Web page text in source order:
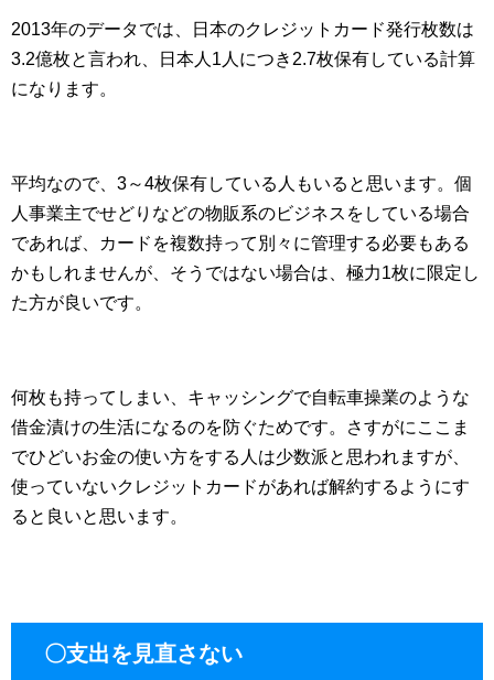
2013年のデータでは、日本のクレジットカード発行枚数は
3.2億枚と言われ、日本人1人につき2.7枚保有している計算
になります。
平均なので、3～4枚保有している人もいると思います。個
人事業主でせどりなどの物販系のビジネスをしている場合
であれば、カードを複数持って別々に管理する必要もある
かもしれませんが、そうではない場合は、極力1枚に限定し
た方が良いです。
何枚も持ってしまい、キャッシングで自転車操業のような
借金漬けの生活になるのを防ぐためです。さすがにここま
でひどいお金の使い方をする人は少数派と思われますが、
使っていないクレジットカードがあれば解約するようにす
ると良いと思います。
〇支出を見直さない